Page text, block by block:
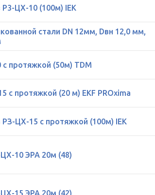
Р3-ЦХ-10 (100м) IEK
стали DN 12мм, Dвн 12,0 мм,
протяжкой (50м) TDM
с протяжкой (20 м) EKF PROxima
РЗ-ЦХ-15 с протяжкой (100м) IEK
10 ЭРА 20м (48)
15 ЭРА 20м (42)